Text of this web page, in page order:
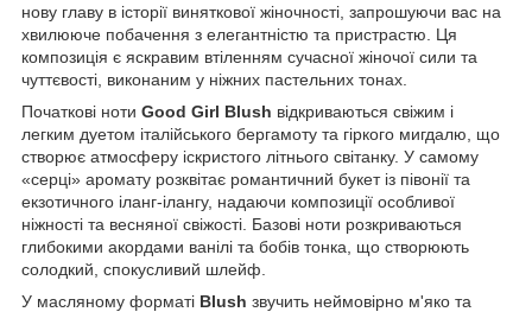
нову главу в історії виняткової жіночності, запрошуючи вас на
хвилююче побачення з елегантністю та пристрастю. Ця
композиція є яскравим втіленням сучасної жіночої сили та
чуттєвості, виконаним у ніжних пастельних тонах.
Початкові ноти Good Girl Blush відкриваються свіжим і
легким дуетом італійського бергамоту та гіркого мигдалю, що
створює атмосферу іскристого літнього світанку. У самому
«серці» аромату розквітає романтичний букет із півонії та
екзотичного іланг-ілангу, надаючи композиції особливої
ніжності та весняної свіжості. Базові ноти розкриваються
глибокими акордами ванілі та бобів тонка, що створюють
солодкий, спокусливий шлейф.
У масляному форматі Blush звучить неймовірно м'яко та